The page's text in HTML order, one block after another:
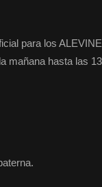
para los
mañana hasta las